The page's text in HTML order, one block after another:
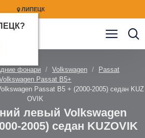
ЛИПЕЦК
?
фонари Volkswagen
Passat
Passat B5+
Passat B5 + (2000-2005) седан KUZ
OVIK
левый Volkswagen
2005) седан KUZOVIK